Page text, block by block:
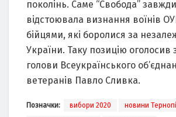
поколінь. Саме “Свобода” завжди
відстоювала визнання воїнів
бійцями, які боролися за
України. Таку позицію оголосив
голови Всеукраїнського
ветеранів Павло Сливка.
Позначки: вибори 2020 новини